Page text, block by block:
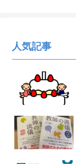
人気記事